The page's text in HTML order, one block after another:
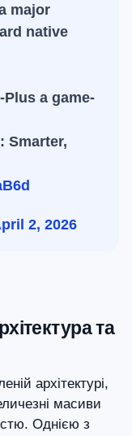
major
native
Plus a game-
Smarter,
2, 2026
та
архітектурі,
масиви
Однією з